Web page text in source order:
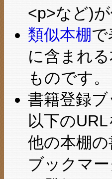
<p>など)
類似本棚で
に含まれ
ものです。
書籍登録
以下の
他の本棚
ブックマ